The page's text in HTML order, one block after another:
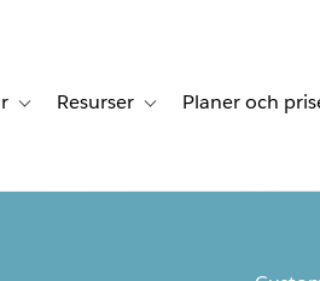
for Kundberättelser
Toggle sub-navigation for Lösningar
Resurser Toggle sub-navigation
Planer och